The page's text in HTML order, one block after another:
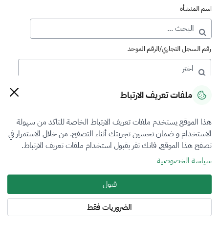
اسم المنشأة
رقم السجل التجاري/الرقم الموحد
رقم الترخيص
التصنيف
VFR1
فرع التقييم
ملفات تعريف الارتباط
هذا الموقع يستخدم ملفات تعريف الارتباط الخاصة للتاكد من سهولة
الاستخدام و ضمان تحسين تجربتك أثناء التصفح. من خلال الاستمرار في
تصفح هذا الموقع, فانك تقر بقبول استخدام ملفات تعريف الارتباط.
سياسة الخصوصية
قبول
الضروريات فقط